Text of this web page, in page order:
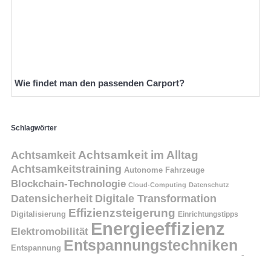
Wie findet man den passenden Carport?
Schlagwörter
Achtsamkeit Achtsamkeit im Alltag
Achtsamkeitstraining Autonome Fahrzeuge
Blockchain-Technologie Cloud-Computing Datenschutz
Datensicherheit Digitale Transformation
Digitalisierung Effizienzsteigerung Einrichtungstipps
Elektromobilität Energieeffizienz
Entspannung Entspannungstechniken